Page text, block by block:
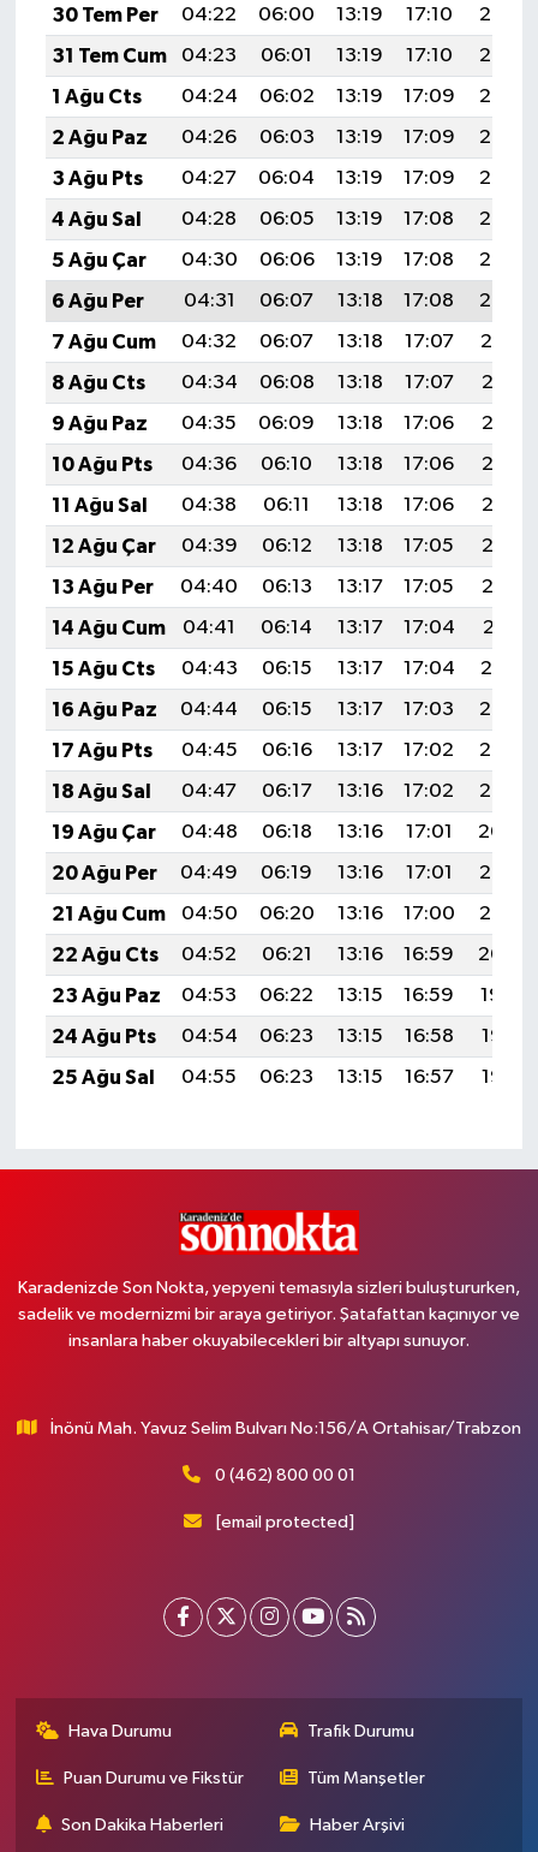
30 Tem Per
04:22 06:00 13:19 17:10
20:28
31 Tem Cum
04:23 06:01 13:19 17:10
20:27
1 Ağu Cts
04:24 06:02 13:19 17:09
20:26
2 Ağu Paz
04:26 06:03 13:19 17:09
20:25
3 Ağu Pts
04:27 06:04 13:19 17:09
20:24
4 Ağu Sal
04:28 06:05 13:19 17:08
20:23
5 Ağu Çar
04:30 06:06 13:19 17:08
20:22
6 Ağu Per
04:31 06:07 13:18 17:08
20:20
7 Ağu Cum
04:32 06:07 13:18 17:07
20:19
8 Ağu Cts
04:34 06:08 13:18 17:07
20:18
9 Ağu Paz
04:35 06:09 13:18 17:06
20:17
10 Ağu Pts
04:36 06:10 13:18 17:06
20:16
11 Ağu Sal
04:38 06:11 13:18 17:06
20:15
12 Ağu Çar
04:39 06:12 13:18 17:05
20:13
13 Ağu Per
04:40 06:13 13:17 17:05
20:12
14 Ağu Cum
04:41 06:14 13:17 17:04
20:11
15 Ağu Cts
04:43 06:15 13:17 17:04
20:10
16 Ağu Paz
04:44 06:15 13:17 17:03
20:08
17 Ağu Pts
04:45 06:16 13:17 17:02
20:07
18 Ağu Sal
04:47 06:17 13:16 17:02
20:06
19 Ağu Çar
04:48 06:18 13:16 17:01
20:04
20 Ağu Per
04:49 06:19 13:16 17:01
20:03
21 Ağu Cum
04:50 06:20 13:16 17:00
20:02
22 Ağu Cts
04:52 06:21 13:16 16:59
20:00
23 Ağu Paz
04:53 06:22 13:15 16:59
19:59
24 Ağu Pts
04:54 06:23 13:15 16:58
19:58
25 Ağu Sal
04:55 06:23 13:15 16:57 19:56
Karadenizde Son Nokta, yepyeni temasıyla sizleri buluştururken,
sadelik ve modernizmi bir araya getiriyor. Şatafattan kaçınıyor ve
insanlara haber okuyabilecekleri bir altyapı sunuyor.
İnönü Mah. Yavuz Selim Bulvarı No:156/A Ortahisar/Trabzon
0 (462) 800 00 01
[email protected]
Hava Durumu Trafik Durumu
Puan Durumu ve Fikstür Tüm Manşetler
Son Dakika Haberleri Haber Arşivi